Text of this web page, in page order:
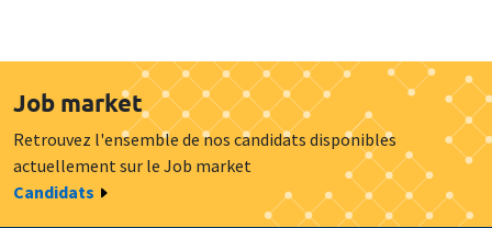
Job market
Retrouvez l'ensemble de nos candidats disponibles
actuellement sur le Job market
Candidats